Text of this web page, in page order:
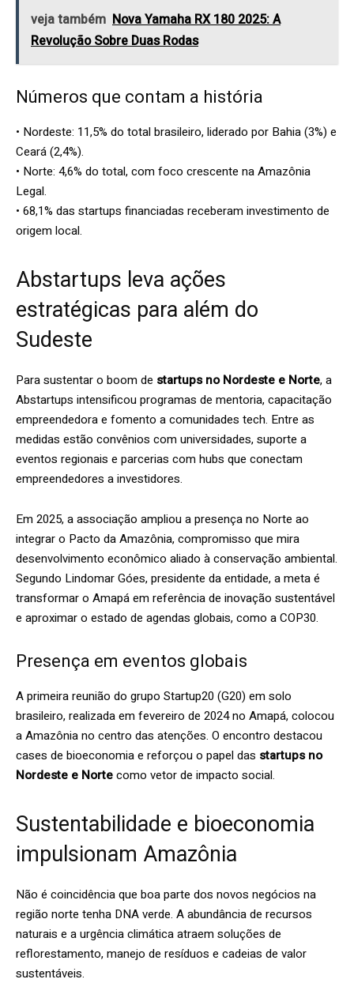
veja também Nova Yamaha RX 180 2025: A
Revolução Sobre Duas Rodas
Números que contam a história
• Nordeste: 11,5% do total brasileiro, liderado por Bahia (3%) e
Ceará (2,4%).
• Norte: 4,6% do total, com foco crescente na Amazônia
Legal.
• 68,1% das startups financiadas receberam investimento de
origem local.
Abstartups leva ações
estratégicas para além do
Sudeste
Para sustentar o boom de startups no Nordeste e Norte, a
Abstartups intensificou programas de mentoria, capacitação
empreendedora e fomento a comunidades tech. Entre as
medidas estão convênios com universidades, suporte a
eventos regionais e parcerias com hubs que conectam
empreendedores a investidores.
Em 2025, a associação ampliou a presença no Norte ao
integrar o Pacto da Amazônia, compromisso que mira
desenvolvimento econômico aliado à conservação ambiental.
Segundo Lindomar Góes, presidente da entidade, a meta é
transformar o Amapá em referência de inovação sustentável
e aproximar o estado de agendas globais, como a COP30.
Presença em eventos globais
A primeira reunião do grupo Startup20 (G20) em solo
brasileiro, realizada em fevereiro de 2024 no Amapá, colocou
a Amazônia no centro das atenções. O encontro destacou
cases de bioeconomia e reforçou o papel das startups no
Nordeste e Nortecomo vetor de impacto social.
Sustentabilidade e bioeconomia
impulsionam Amazônia
Não é coincidência que boa parte dos novos negócios na
região norte tenha DNA verde. A abundância de recursos
naturais e a urgência climática atraem soluções de
reflorestamento, manejo de resíduos e cadeias de valor
sustentáveis.